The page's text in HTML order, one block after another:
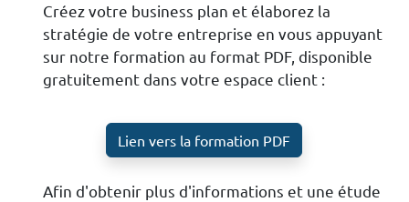
Créez votre business plan et élaborez la
stratégie de votre entreprise en vous appuyant
sur notre formation au format PDF, disponible
gratuitement dans votre espace client :
Lien vers la formation PDF
Afin d'obtenir plus d'informations et une étude